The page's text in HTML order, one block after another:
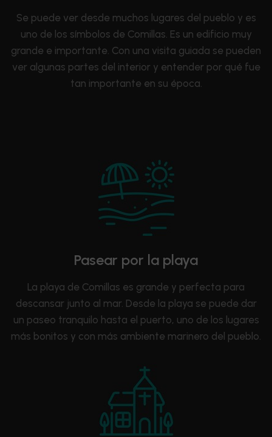
Se puede ver desde muchos lugares del pueblo y es
uno de los símbolos de Comillas. Es un edificio muy
grande e importante. Con una visita guiada se pueden
ver algunas partes del interior y entender por qué fue
tan importante en su época.
Pasear por la playa
La playa de Comillas es grande y perfecta para
descansar junto al mar. Desde la playa se puede dar
un paseo tranquilo hasta el puerto, uno de los lugares
más bonitos y con más ambiente marinero del pueblo.